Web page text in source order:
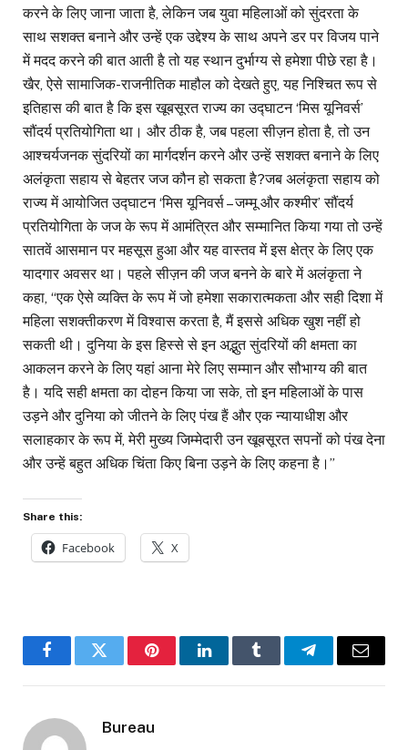
करने के लिए जाना जाता है, लेकिन जब युवा महिलाओं को सुंदरता के
साथ सशक्त बनाने और उन्हें एक उद्देश्य के साथ अपने डर पर विजय पाने
में मदद करने की बात आती है तो यह स्थान दुर्भाग्य से हमेशा पीछे रहा है।
खैर, ऐसे सामाजिक-राजनीतिक माहौल को देखते हुए, यह निश्चित रूप से
इतिहास की बात है कि इस खूबसूरत राज्य का उद्घाटन ‘मिस यूनिवर्स’
सौंदर्य प्रतियोगिता था। और ठीक है, जब पहला सीज़न होता है, तो उन
आश्चर्यजनक सुंदरियों का मार्गदर्शन करने और उन्हें सशक्त बनाने के लिए
अलंकृता सहाय से बेहतर जज कौन हो सकता है?जब अलंकृता सहाय को
राज्य में आयोजित उद्घाटन ‘मिस यूनिवर्स – जम्मू और कश्मीर’ सौंदर्य
प्रतियोगिता के जज के रूप में आमंत्रित और सम्मानित किया गया तो उन्हें
सातवें आसमान पर महसूस हुआ और यह वास्तव में इस क्षेत्र के लिए एक
यादगार अवसर था। पहले सीज़न की जज बनने के बारे में अलंकृता ने
कहा, “एक ऐसे व्यक्ति के रूप में जो हमेशा सकारात्मकता और सही दिशा में
महिला सशक्तीकरण में विश्वास करता है, मैं इससे अधिक खुश नहीं हो
सकती थी। दुनिया के इस हिस्से से इन अद्भुत सुंदरियों की क्षमता का
आकलन करने के लिए यहां आना मेरे लिए सम्मान और सौभाग्य की बात
है। यदि सही क्षमता का दोहन किया जा सके, तो इन महिलाओं के पास
उड़ने और दुनिया को जीतने के लिए पंख हैं और एक न्यायाधीश और
सलाहकार के रूप में, मेरी मुख्य जिम्मेदारी उन खूबसूरत सपनों को पंख देना
और उन्हें बहुत अधिक चिंता किए बिना उड़ने के लिए कहना है।”
Share this:
Facebook X
FacebookTwitter PinterestLinkedInTumblr TelegramEmail
Bureau